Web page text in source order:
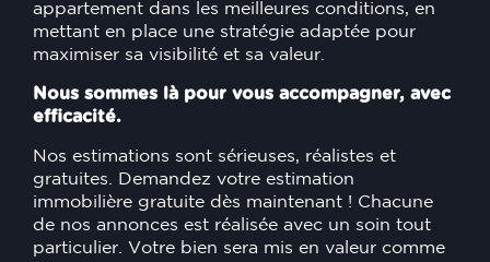
appartement dans les meilleures conditions, en
mettant en place une stratégie adaptée pour
maximiser sa visibilité et sa valeur.
Nous sommes là pour vous accompagner, avec
efficacité.
Nos estimations sont sérieuses, réalistes et
gratuites. Demandez votre estimation
immobilière gratuite dès maintenant ! Chacune
de nos annonces est réalisée avec un soin tout
particulier. Votre bien sera mis en valeur comme